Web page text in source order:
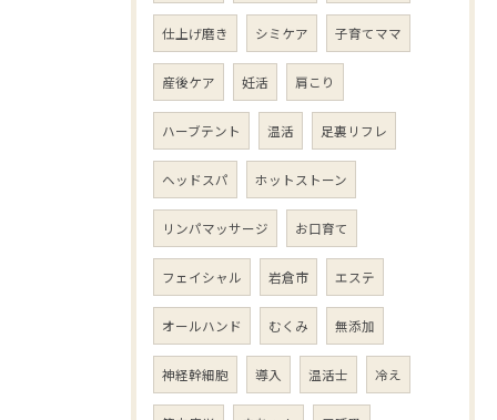
仕上げ磨き シミケア 子育てママ
産後ケア 妊活 肩こり
ハーブテント 温活 足裏リフレ
ヘッドスパ ホットストーン
リンパマッサージ お口育て
フェイシャル 岩倉市 エステ
オールハンド むくみ 無添加
神経幹細胞 導入 温活士 冷え